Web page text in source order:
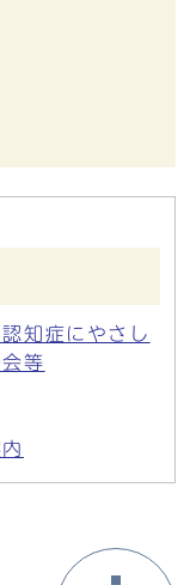
知症にやさし
等